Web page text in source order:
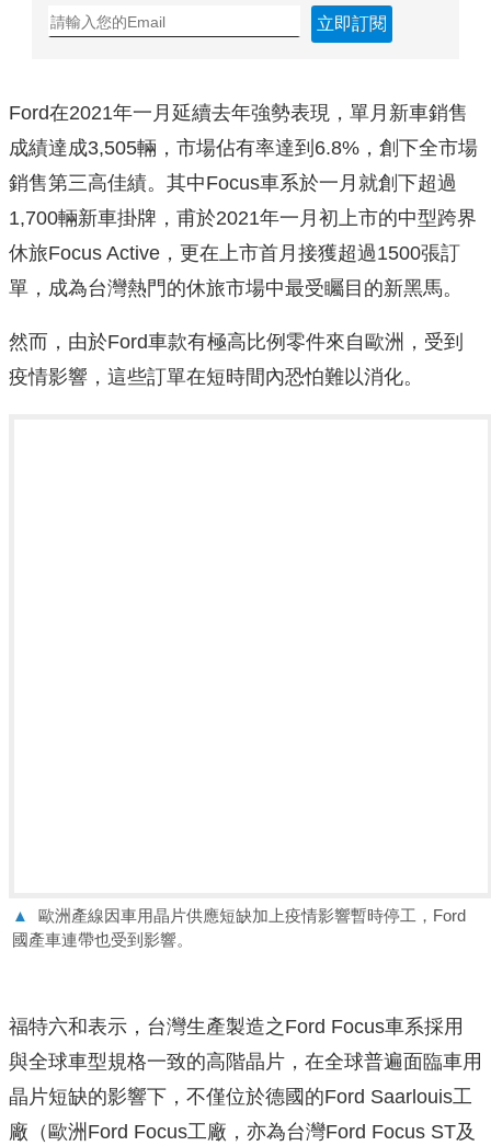
立即訂閱
Ford在2021年一月延續去年強勢表現，單月新車銷售
成績達成3,505輛，市場佔有率達到6.8%，創下全市場
銷售第三高佳績。其中Focus車系於一月就創下超過
1,700輛新車掛牌，甫於2021年一月初上市的中型跨界
休旅Focus Active，更在上市首月接獲超過1500張訂
單，成為台灣熱門的休旅市場中最受矚目的新黑馬。
然而，由於Ford車款有極高比例零件來自歐洲，受到
疫情影響，這些訂單在短時間內恐怕難以消化。
▲
歐洲產線因車用晶片供應短缺加上疫情影響暫時停工，Ford
國產車連帶也受到影響。
福特六和表示，台灣生產製造之Ford Focus車系採用
與全球車型規格一致的高階晶片，在全球普遍面臨車用
晶片短缺的影響下，不僅位於德國的Ford Saarlouis工
廠（歐洲Ford Focus工廠，亦為台灣Ford Focus ST及